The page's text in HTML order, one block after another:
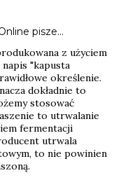
pisze…
z użyciem
"kapusta
określenie.
dokładnie to
stosować
to utrwalanie
fermentacji
utrwala
to nie powinien